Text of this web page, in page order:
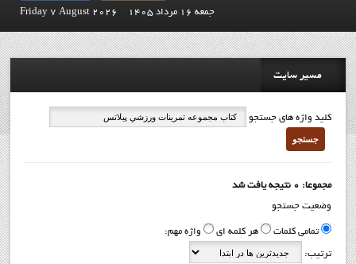
جمعه 16 مرداد 1405 Friday 7 August 2026
مسیر سایت
کلید واژه های جستجو
جستجو
مجموعا: 0 نتیجه یافت شد
وضعیت جستجو
تمامی کلمات هر کلمه ای واژه مهم:
ترتیب: